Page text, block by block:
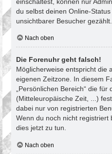
du selbst deinen Online-
unsichtbarer Besucher gezählt.
Nach oben
Die Forenuhr geht falsch!
Möglicherweise entspricht die
eigenen Zeitzone. In diesem
„Persönlichen Bereich“ die für
(Mitteleuropäische Zeit, ...)
dabei nur von registrierten
Wenn du noch nicht registriert
dies jetzt zu tun.
Nach oben